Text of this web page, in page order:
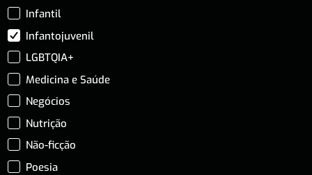
Infantil
Infantojuvenil
LGBTQIA+
Medicina e Saúde
Negócios
Nutrição
Não-ficção
Poesia